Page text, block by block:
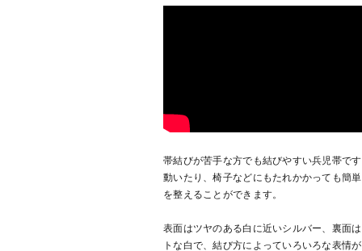
帯結びが苦手な方でも結びやすい兵児帯です
動いたり、椅子などにもたれかかっても簡
を整えることができます。
表面はツヤのある白に近いシルバー、裏面
トな白で、結び方によっていろいろな表情